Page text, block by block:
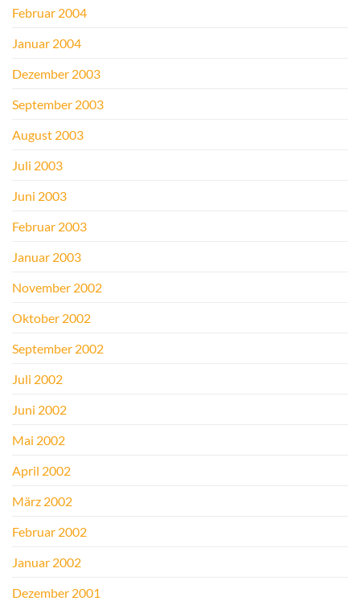
Februar 2004
Januar 2004
Dezember 2003
September 2003
August 2003
Juli 2003
Juni 2003
Februar 2003
Januar 2003
November 2002
Oktober 2002
September 2002
Juli 2002
Juni 2002
Mai 2002
April 2002
März 2002
Februar 2002
Januar 2002
Dezember 2001